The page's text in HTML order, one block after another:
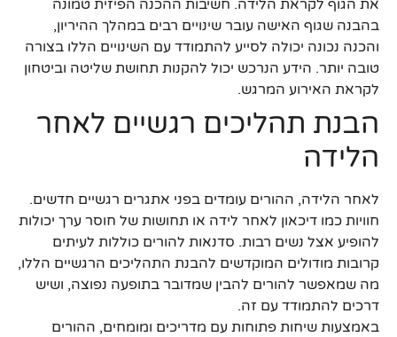
את הגוף לקראת הלידה. חשיבות ההכנה הפיזית טמונה
בהבנה שגוף האישה עובר שינויים רבים במהלך ההיריון,
והכנה נכונה יכולה לסייע להתמודד עם השינויים הללו בצורה
טובה יותר. הידע הנרכש יכול להקנות תחושת שליטה וביטחון
לקראת האירוע המרגש.
הבנת תהליכים רגשיים לאחר
הלידה
לאחר הלידה, ההורים עומדים בפני אתגרים רגשיים חדשים.
חוויות כמו דיכאון לאחר לידה או תחושות של חוסר ערך יכולות
להופיע אצל נשים רבות. סדנאות להורים כוללות לעיתים
קרובות מודולים המוקדשים להבנת התהליכים הרגשיים הללו,
מה שמאפשר להורים להבין שמדובר בתופעה נפוצה, ושיש
דרכים להתמודד עם זה.
באמצעות שיחות פתוחות עם מדריכים ומומחים, ההורים